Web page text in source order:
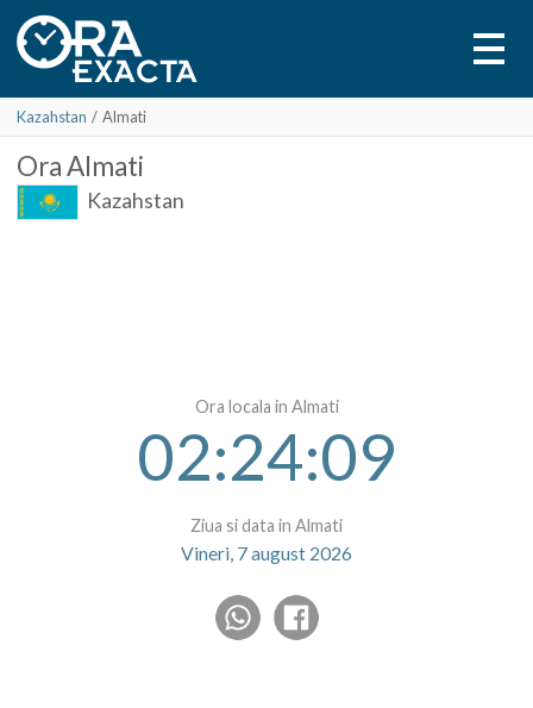
Kazahstan / Almati
OraAlmati
Kazahstan
Ora locala in Almati
02:24:09
Ziua si data in Almati
Vineri, 7 august 2026